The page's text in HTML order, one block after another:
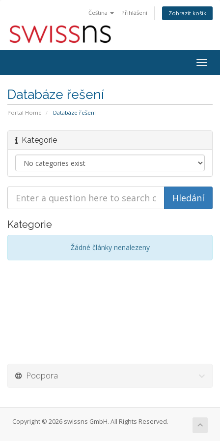
Čeština Přihlášení Zobrazit košík
Databáze řešení
Portal Home Databáze řešení
Kategorie
Kategorie
Žádné články nenalezeny
Podpora
Copyright © 2026 swissns GmbH. All Rights Reserved.